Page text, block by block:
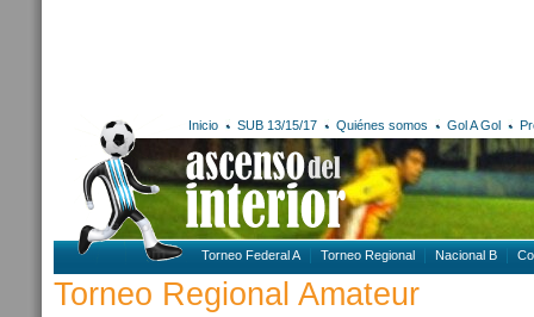
Inicio SUB 13/15/17 Quiénes somos Gol A Gol
Torneo Federal A Torneo Regional Nacional B
Torneo Regional Amateur